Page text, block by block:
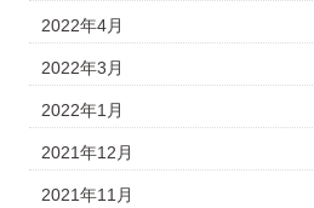
2022年4月
2022年3月
2022年1月
2021年12月
2021年11月